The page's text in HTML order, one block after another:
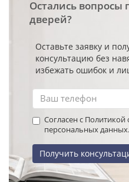
Остались вопросы
дверей?
Оставьте заявку и
консультацию без
избежать ошибок и
Согласен с
персональных данных.
Получить